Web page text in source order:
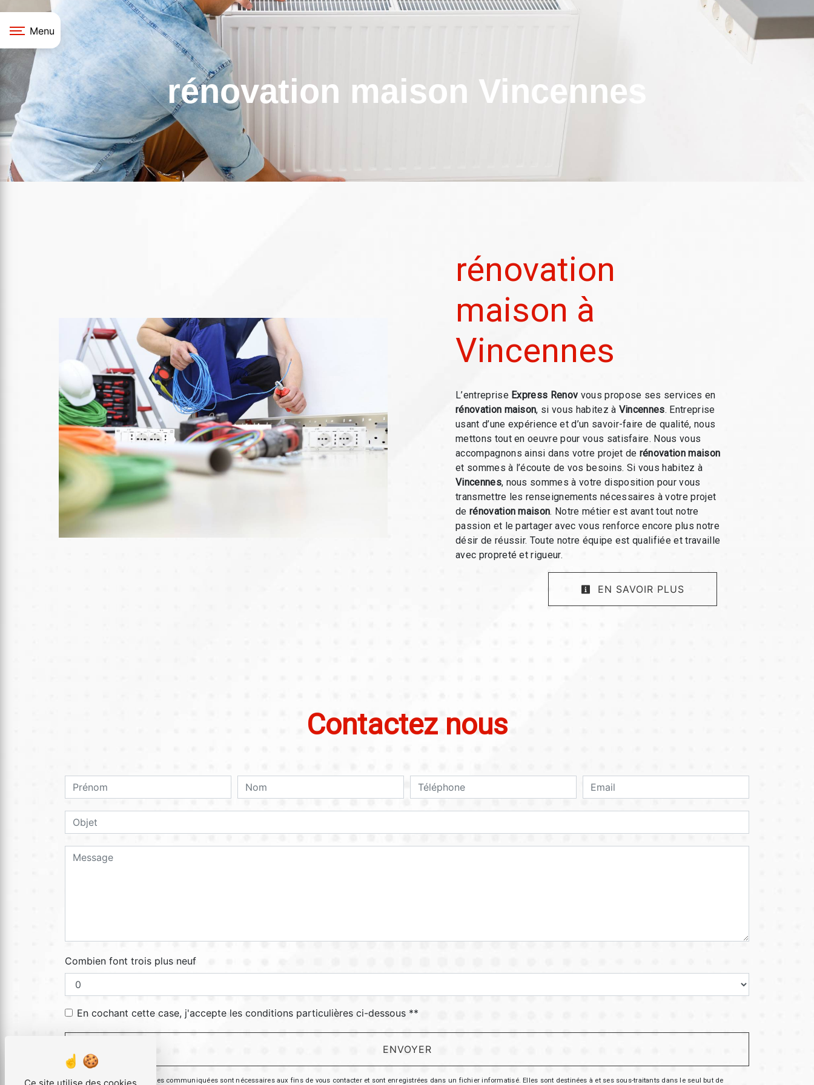
Menu
rénovation maison Vincennes
rénovation
maison à
Vincennes
L’entreprise Express Renov vous propose ses services en
rénovation maison, si vous habitez à Vincennes. Entreprise
usant d’une expérience et d’un savoir-faire de qualité, nous
mettons tout en oeuvre pour vous satisfaire. Nous vous
accompagnons ainsi dans votre projet de rénovation maison
et sommes à l’écoute de vos besoins. Si vous habitez à
Vincennes, nous sommes à votre disposition pour vous
transmettre les renseignements nécessaires à votre projet
de rénovation maison. Notre métier est avant tout notre
passion et le partager avec vous renforce encore plus notre
désir de réussir. Toute notre équipe est qualifiée et travaille
avec propreté et rigueur.
EN SAVOIR PLUS
Contactez nous
Combien font trois plus neuf
En cochant cette case, j'accepte les conditions particulières ci-dessous **
ENVOYER
** Les données personnelles communiquées sont nécessaires aux fins de vous contacter et sont enregistrées dans un fichier informatisé. Elles sont destinées à et ses sous-traitants dans le seul but de
Panneau de gestion des cookies